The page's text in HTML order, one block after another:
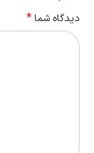
دیدگاه شما*